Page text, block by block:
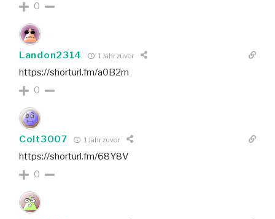
0
Landon2314 1 Jahr zuvor
https://shorturl.fm/a0B2m
0
Colt3007 1 Jahr zuvor
https://shorturl.fm/68Y8V
0